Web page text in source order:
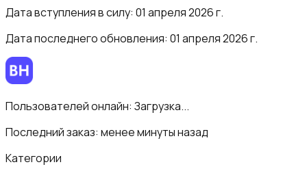
Дата вступления в силу: 01 апреля 2026 г.
Дата последнего обновления: 01 апреля 2026 г.
Пользователей онлайн: Загрузка...
Последний заказ: менее минуты назад
Категории